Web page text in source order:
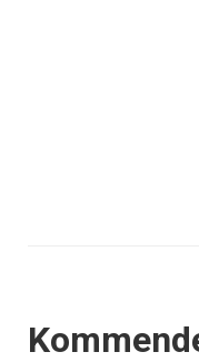
Events